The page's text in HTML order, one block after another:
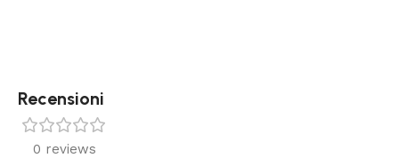
Recensioni
0 reviews